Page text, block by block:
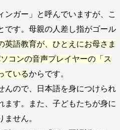
ガー」と呼んでいますが、こ
です。母親の人差し指がゴール
英語教育が、ひとえにお母さま
コンの音声プレイヤーの「ス
ているからです。
ので、日本語を身につけられ
ます。また、子どもたちが身に
せん。